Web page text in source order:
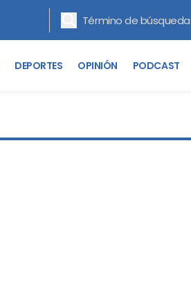
DEPORTES OPINIÓN PODCAST